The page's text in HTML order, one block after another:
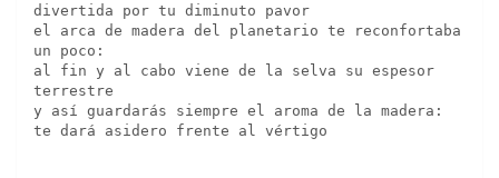
divertida por tu diminuto pavor
el arca de madera del planetario te reconfortaba
un poco:
al fin y al cabo viene de la selva su espesor
terrestre
y así guardarás siempre el aroma de la madera:
te dará asidero frente al vértigo